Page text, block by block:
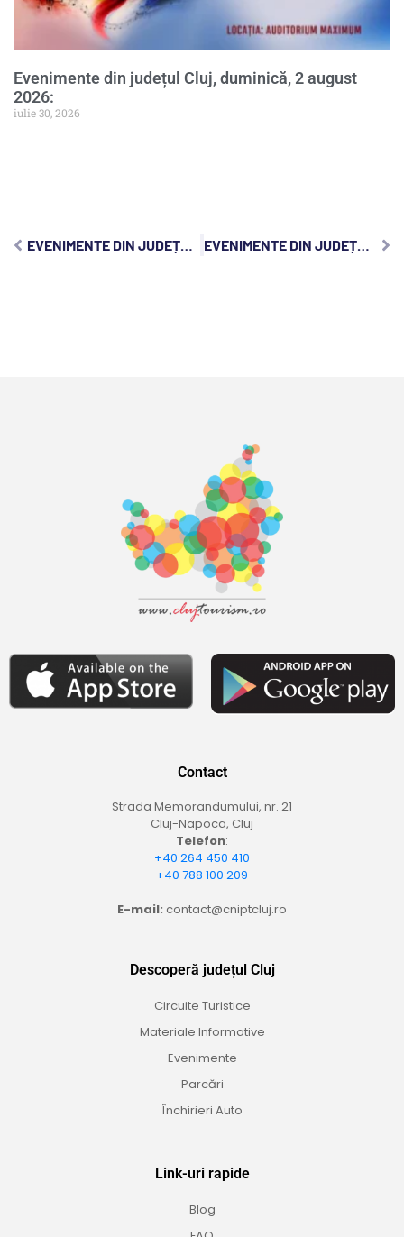
Evenimente din județul Cluj, duminică, 2 august
2026:
iulie 30, 2026
EVENIMENTE DIN JUDEȚUL CLUJ, MARȚI, 11 NOIEMBRIE 2025: EVENIMENTE DIN JUDEȚUL CLUJ, JOI, 13 NOIEMBRIE 2025:
Contact
Strada Memorandumului, nr. 21
Cluj-Napoca, Cluj
Telefon:
+40 264 450 410
+40 788 100 209
E-mail: contact@cniptcluj.ro
Descoperă județul Cluj
Circuite Turistice
Materiale Informative
Evenimente
Parcări
Închirieri Auto
Link-uri rapide
Blog